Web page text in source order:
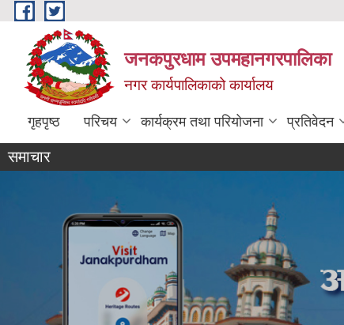
Skip to main content
जनकपुरधाम उपमहानगरपालिका
नगर कार्यपालिकाको कार्यालय
गृहपृष्ठ परिचय कार्यक्रम तथा परियोजना प्रतिवेदन
समाचार